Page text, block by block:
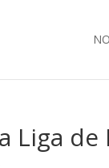
Liga